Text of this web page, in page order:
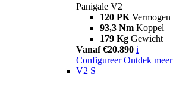
Panigale V2
120 PK Vermogen
93,3 Nm Koppel
179 Kg Gewicht
Vanaf €20.890 i
Configureer Ontdek meer
V2 S